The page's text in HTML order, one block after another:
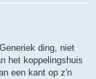
ding, niet
het koppelingshuis
een kant op z'n